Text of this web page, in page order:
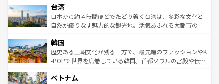
情報は
人々、おいしいローカルフードやハワイアンミュージッ
ク、伝統的なフラダンスなど、すべてがハワイの魅力を彩
っている。訪れるたびに新しい発見と感動が待っているハ
はコンテンツ一覧
リアリーフや大陸中央部にそびえるウルル（エアーズロッ
ク）、タスマニアの美しい原生林やケアンズの熱帯雨林な
ど、見どころがたくさん。また、カフェやワイン、オージ
いる。アクティビティも充実しており、サーフィンやダイ
ビング、ハイキングなど、アウトドア好きにはたまらな
い。オーストラリアの多彩な魅力を存分に味わいつくそ
参照してほしい。
台湾
日本から約４時間ほどでたどり着く台湾は、多彩な文化と
自然が織りなす魅力的な観光地。活気あふれる大都市の台
ン）、静ひつな山岳地帯である台湾東部など、都市の喧騒
と山間の静けさが共存しており、訪れる人に新しい発見と
驚きをもたらしてくれる。また、奥深い台湾の食文化も魅
容にもいいと評判のスイーツなど、バラエティ豊かな料理
韓国
歴史ある王朝文化が残る一方で、最先端のファッションやK
-POPで世界を席巻している韓国。首都ソウルの宮殿や伝統
き、地方に足を延ばせば四季折々の自然美を楽しむことが
ベトナム